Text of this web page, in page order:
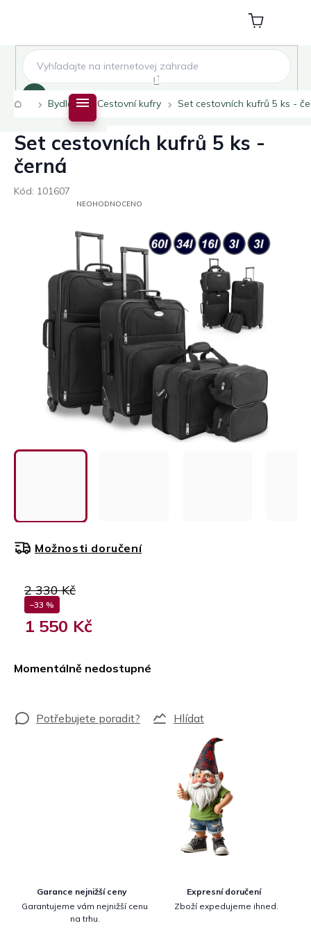
Nákupní
košík
DomůBydlení Cestovní kufry Set cestovních kufrů 5 ks -
Set cestovních kufrů 5 ks -
černá
Kód: 101607
PRŮMĚRNÉ
HVĚZDIČEK.
NEOHODNOCENO
2 330 Kč
–33 %
1 550 Kč
Momentálně nedostupné
Možnosti doručení
Hlídat
Garance nejnižší ceny
Garantujeme vám nejnižší cenu
na trhu.
Expresní doručení
Zboží expedujeme ihned.